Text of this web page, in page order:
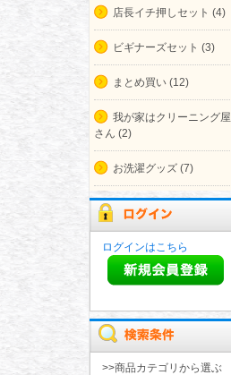
店長イチ押しセット (4)
ビギナーズセット (3)
まとめ買い (12)
我が家はクリーニング屋
さん (2)
お洗濯グッズ (7)
ログインはこちら
>>商品カテゴリから選ぶ